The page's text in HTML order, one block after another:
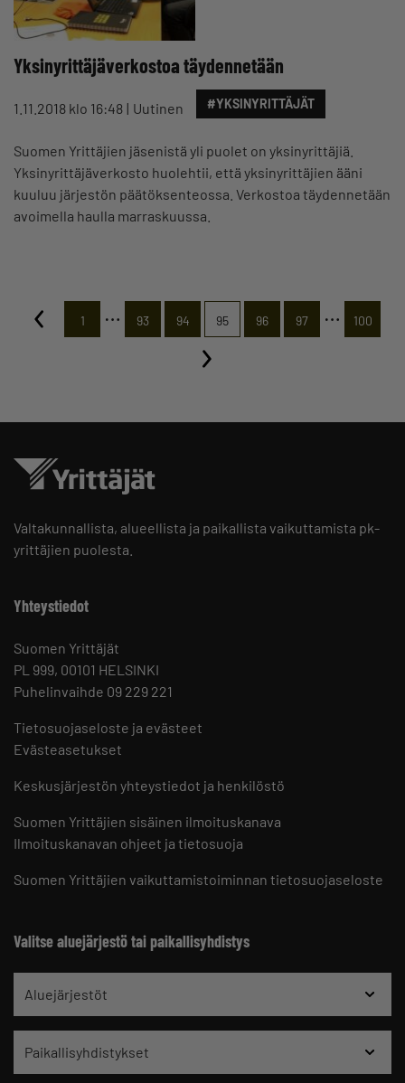
Yksinyrittäjäverkostoa täydennetään
1.11.2018 klo 16:48 Uutinen #YKSINYRITTÄJÄT
Suomen Yrittäjien jäsenistä yli puolet on yksinyrittäjiä.
Yksinyrittäjäverkosto huolehtii, että yksinyrittäjien ääni
kuuluu järjestön päätöksenteossa. Verkostoa täydennetään
avoimella haulla marraskuussa.
1 … 93 94 95 96 97 … 100
Valtakunnallista, alueellista ja paikallista vaikuttamista pk-
yrittäjien puolesta.
Yhteystiedot
Suomen Yrittäjät
PL 999, 00101 HELSINKI
Puhelinvaihde 09 229 221
Tietosuojaseloste ja evästeet
Evästeasetukset
Keskusjärjestön yhteystiedot ja henkilöstö
Suomen Yrittäjien sisäinen ilmoituskanava
Ilmoituskanavan ohjeet ja tietosuoja
Suomen Yrittäjien vaikuttamistoiminnan tietosuojaseloste
Valitse aluejärjestö tai paikallisyhdistys
Aluejärjestöt
Paikallisyhdistykset